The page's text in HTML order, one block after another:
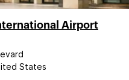
Airport
States